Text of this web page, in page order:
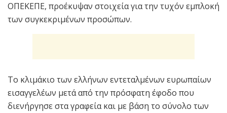
ΟΠΕΚΕΠΕ, προέκυψαν στοιχεία για την τυχόν εμπλοκή
των συγκεκριμένων προσώπων.
Το κλιμάκιο των ελλήνων εντεταλμένων ευρωπαίων
εισαγγελέων μετά από την πρόσφατη έφοδο που
διενήργησε στα γραφεία και με βάση το σύνολο των